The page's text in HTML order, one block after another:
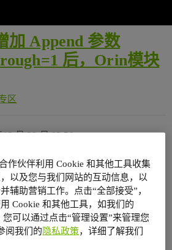
加 Append 参数
后，Orin模块
区
12 月 30 日 02:50
创建话题后勾选相应的选项）：
作伙伴利用 Cookie 和其他工具收集
以及您与我们网站的互动信息，以
辅助营销工作。点击“全部接受”，
Cookie 和其他工具，如我们的
您可以通过点击“管理设置”来管理您
阅我们的隐私政策，详细了解我们